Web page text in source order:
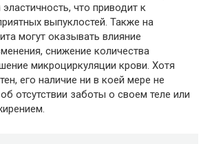
что приводит к
выпуклостей. Также на
могут оказывать влияние
снижение количества
микроциркуляции крови. Хотя
его наличие ни в коей мере не
отсутствии заботы о своем теле или